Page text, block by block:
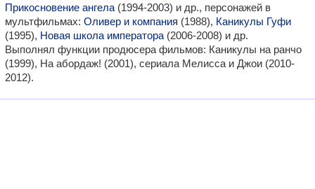
Прикосновение ангела (1994-2003) и др., персонажей в
мультфильмах: Оливер и компания (1988), Каникулы Гуфи
(1995), Новая школа императора (2006-2008) и др.
Выполнял функции продюсера фильмов: Каникулы на ранчо
(1999), На абордаж! (2001), сериала Мелисса и Джои (2010-
2012).